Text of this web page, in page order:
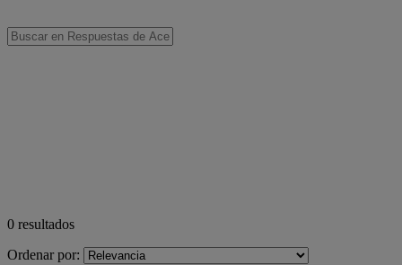
0 resultados
Ordenar por: